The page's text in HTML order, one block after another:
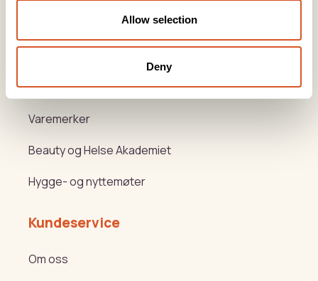
Allow selection
Deny
Kurs
Varemerker
Beauty og Helse Akademiet
Hygge- og nyttemøter
Kundeservice
Om oss